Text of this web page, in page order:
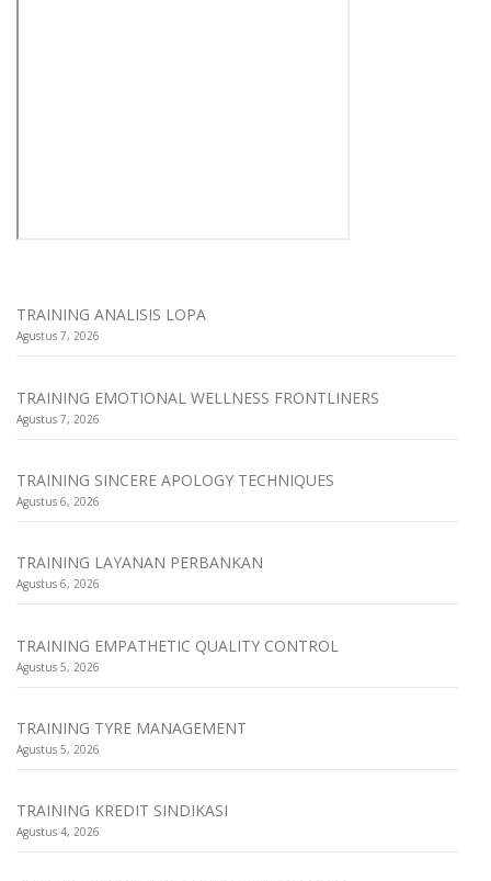
TRAINING ANALISIS LOPA
Agustus 7, 2026
TRAINING EMOTIONAL WELLNESS FRONTLINERS
Agustus 7, 2026
TRAINING SINCERE APOLOGY TECHNIQUES
Agustus 6, 2026
TRAINING LAYANAN PERBANKAN
Agustus 6, 2026
TRAINING EMPATHETIC QUALITY CONTROL
Agustus 5, 2026
TRAINING TYRE MANAGEMENT
Agustus 5, 2026
TRAINING KREDIT SINDIKASI
Agustus 4, 2026